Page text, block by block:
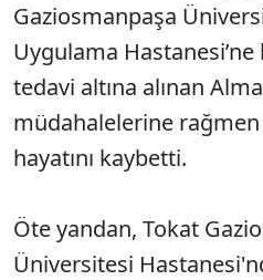
Gaziosmanpaşa
Uygulama Hastanesi’ne
tedavi altına alınan
müdahalelerine
hayatını kaybetti.
Öte yandan, Tokat
Üniversitesi